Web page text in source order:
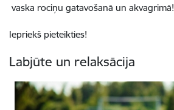
vaska rociņu gatavošanā un akvagrimā!
Iepriekš pieteikties!
Labjūte un relaksācija